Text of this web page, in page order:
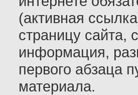
(активная
страницу сайта,
информация,
первого абзаца
материала.